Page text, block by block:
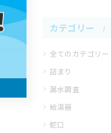
カテゴリー
全てのカテゴリー
詰まり
漏水調査
給湯器
蛇口